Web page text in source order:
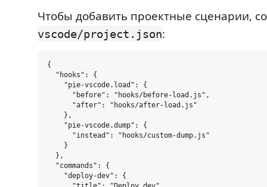
Чтобы добавить проектные сценарии,
vscode/project.json:
{
  "hooks": {
    "pie-vscode.load": {
      "before": "hooks/before-load.js",
      "after": "hooks/after-load.js"
    },
    "pie-vscode.dump": {
      "instead": "hooks/custom-dump.js"
    }
  },
  "commands": {
    "deploy-dev": {